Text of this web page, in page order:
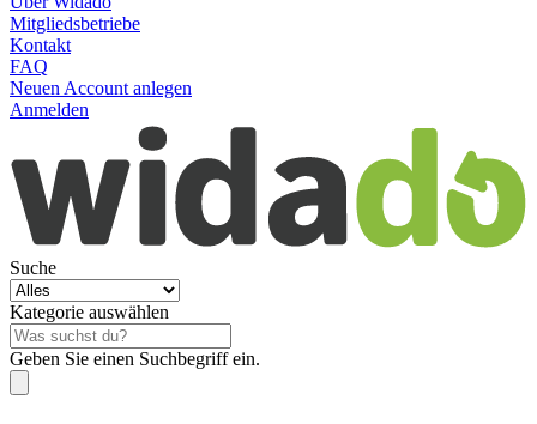
Mitgliedsbetriebe
Kontakt
FAQ
Neuen Account anlegen
Anmelden
Suche
Kategorie auswählen
Geben Sie einen Suchbegriff ein.